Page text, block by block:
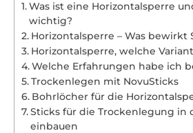
Was ist eine Horizontalsperre
wichtig?
Horizontalsperre – Was bewirkt
Horizontalsperre, welche
Welche Erfahrungen habe ich
Trockenlegen mit NovuSticks
Bohrlöcher für die
Sticks für die Trockenlegung in
einbauen